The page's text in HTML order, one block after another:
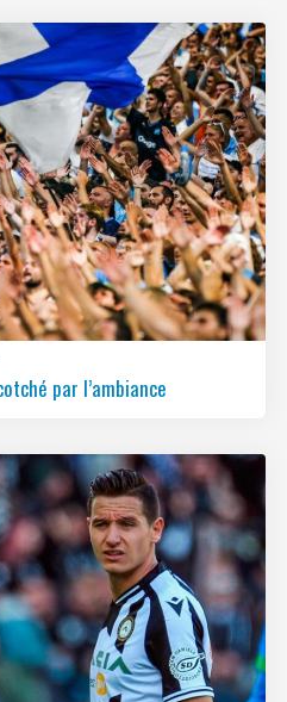
par l’ambiance